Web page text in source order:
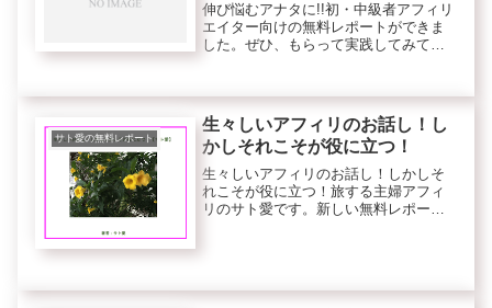
伸び悩むアナタに!!初・中級者アフィリ
エイター向けの無料レポートができま
した。ぜひ、もらって実践してみてく
サト愛の無料レポート
生々しいアフィリのお話し！し
かしそれこそが役に立つ！
生々しいアフィリのお話し！しかしそ
れこそが役に立つ！旅する主婦アフィ
リのサト愛です。新しい無料レポート
践...